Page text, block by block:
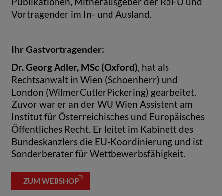
Publikationen, Mitherausgeber der RdFU und
Vortragender im In- und Ausland.
Ihr Gastvortragender:
Dr. Georg Adler, MSc (Oxford), hat als
Rechtsanwalt in Wien (Schoenherr) und
London (WilmerCutlerPickering) gearbeitet.
Zuvor war er an der WU Wien Assistent am
Institut für Österreichisches und Europäisches
Öffentliches Recht. Er leitet im Kabinett des
Bundeskanzlers die EU-Koordinierung und ist
Sonderberater für Wettbewerbsfähigkeit.
ZUM WEBSHOP